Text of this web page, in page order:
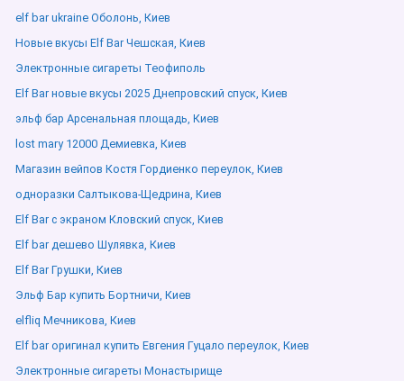
elf bar ukraine Оболонь, Киев
Новые вкусы Elf Bar Чешская, Киев
Электронные сигареты Теофиполь
Elf Bar новые вкусы 2025 Днепровский спуск, Киев
эльф бар Арсенальная площадь, Киев
lost mary 12000 Демиевка, Киев
Магазин вейпов Костя Гордиенко переулок, Киев
одноразки Салтыкова-Щедрина, Киев
Elf Bar с экраном Кловский спуск, Киев
Elf bar дешево Шулявка, Киев
Elf Bar Грушки, Киев
Эльф Бар купить Бортничи, Киев
elfliq Мечникова, Киев
Elf bar оригинал купить Евгения Гуцало переулок, Киев
Электронные сигареты Монастырище